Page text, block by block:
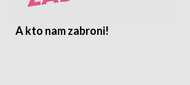
A kto nam zabroni!